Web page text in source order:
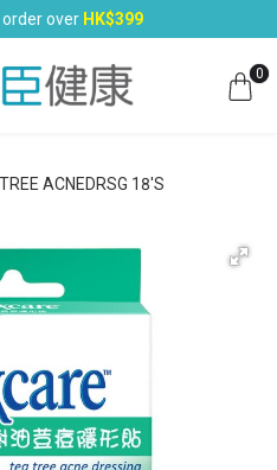
order over HK$399
0
ACNEDRSG 18'S